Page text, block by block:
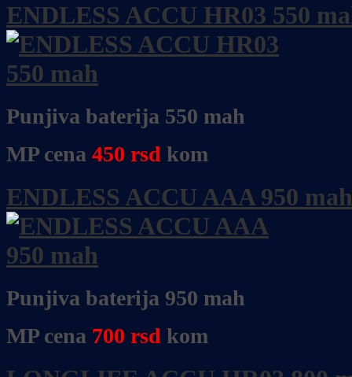
ENDLESS ACCU HR03 550
Punjiva baterija 550 mah
MP cena 450 rsd kom
ENDLESS ACCU AAA 950 mah
Punjiva baterija 950 mah
MP cena 700 rsd kom